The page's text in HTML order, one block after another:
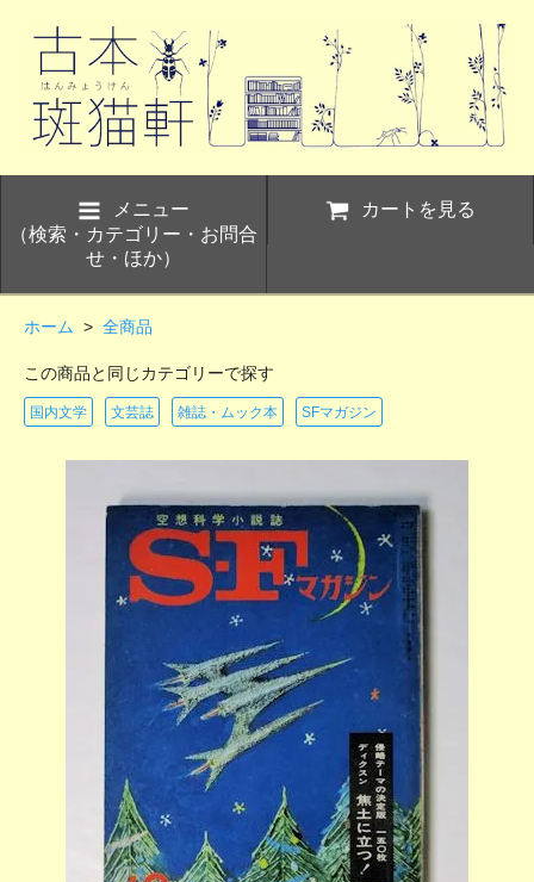
メニュー
（検索・カテゴリー・お問合
せ・ほか）
カートを見る
ホーム > 全商品
この商品と同じカテゴリーで探す
国内文学 文芸誌 雑誌・ムック本 SFマガジン